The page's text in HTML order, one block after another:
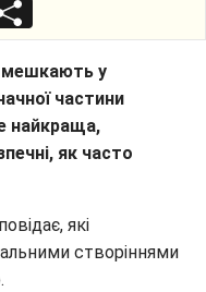
мешкають у
частини
найкраща,
як часто
які
створіннями